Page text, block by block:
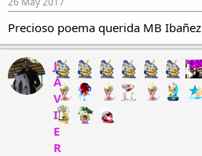
Precioso poema querida MB Ibañez
J
A
V
I
E
R